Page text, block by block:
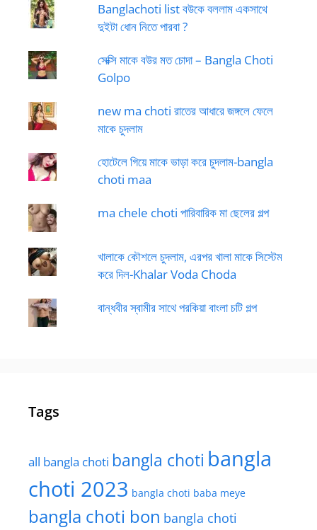
Banglachoti list বউকে বললাম একসাথে
দুইটা ধোন নিতে পারবা ?
সেক্সি মাকে বউর মত চোদা – Bangla Choti
Golpo
new ma choti রাতের আধারে জঙ্গলে ফেলে
মাকে চুদলাম
হোটেলে গিয়ে মাকে ভাড়া করে চুদলাম-bangla
choti maa
ma chele choti পারিবারিক মা ছেলের গল্প
খালাকে কৌশলে চুদলাম, এরপর খালা মাকে সিস্টেম
করে দিল-Khalar Voda Choda
বান্ধবীর স্বামীর সাথে পরকিয়া বাংলা চটি গল্প
Tags
all bangla choti bangla choti bangla
choti 2023 bangla choti baba meye
bangla choti bon bangla choti